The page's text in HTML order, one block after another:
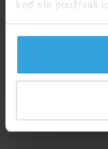
keď ste používali
vankúšikom a
Vaničku možno
Rozmery:86 ×
Dokumenty na